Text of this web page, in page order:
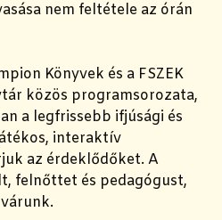
nem feltétele az órán
Könyvek és a FSZEK
közös programsorozata,
a legfrissebb ifjúsági és
interaktív
az érdeklődőket. A
felnőttet és pedagógust,